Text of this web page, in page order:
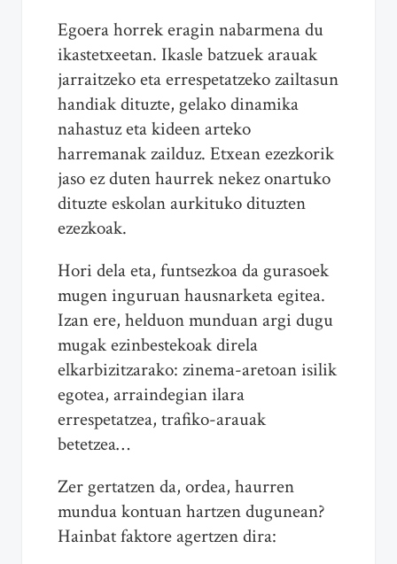
Egoera horrek eragin nabarmena du
ikastetxeetan. Ikasle batzuek arauak
jarraitzeko eta errespetatzeko zailtasun
handiak dituzte, gelako dinamika
nahastuz eta kideen arteko
harremanak zailduz. Etxean ezezkorik
jaso ez duten haurrek nekez onartuko
dituzte eskolan aurkituko dituzten
ezezkoak.
Hori dela eta, funtsezkoa da gurasoek
mugen inguruan hausnarketa egitea.
Izan ere, helduon munduan argi dugu
mugak ezinbestekoak direla
elkarbizitzarako: zinema-aretoan isilik
egotea, arraindegian ilara
errespetatzea, trafiko-arauak
betetzea…
Zer gertatzen da, ordea, haurren
mundua kontuan hartzen dugunean?
Hainbat faktore agertzen dira: